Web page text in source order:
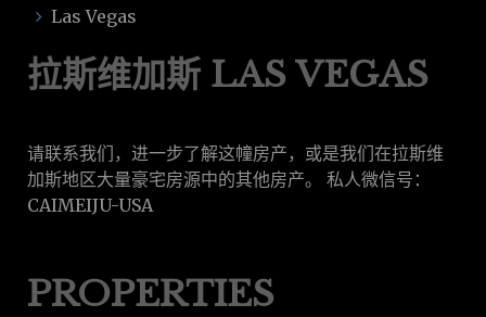
Las Vegas
拉斯维加斯 LAS VEGAS
请联系我们，进一步了解这幢房产，或是我们在拉斯维
加斯地区大量豪宅房源中的其他房产。 私人微信号：
CAIMEIJU-USA
PROPERTIES